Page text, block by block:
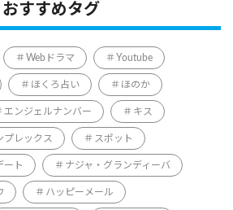
おすすめタグ
Webドラマ Youtube
ほくろ占い ほのか
エンジェルナンバー キス
プレックス スポット
ート ナジャ・グランディーバ
ハッピーメール